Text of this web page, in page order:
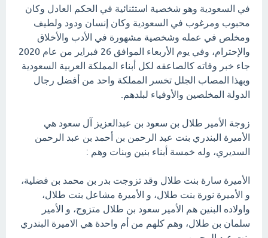
في السعودية وهو شخصية استثنائية في الحكم العادل وكان
محبوب ومرغوب في السعودية وكان إنسان ودود ولطيف
ومخلص في عمله وشخصية مشهورة في الأدب والأخلاق
والإحترام، وفي يوم الأربعاء الموافق 26 فبراير من عام 2020
جاء خبر وفاته كالصاعقه لكل أبناء المملكة العربية السعودية
وبهذا المصاب الجلل تخسر المملكة واحد من أفضل رجال
الدولة المخلصين والأوفياء لبلدهم.
زوجة الأمير طلال بن سعود بن عبدالعزيز آل سعود هي
الأميرة البندري بنت عبد الرحمن بن أحمد بن عبد الرحمن
السديري، وله خمسة أبناء بنين وبنات وهم :
الأميرة سارة بنت طلال وقد تزوجت بدر بن محمد بن فضلية،
و الأميرة نورة بنت طلال، و الأميرة مشاعل بنت طلال،
واولاده البنين هم الأمير سعود بن طلال متزوج، و الأمير
سلمان بن طلال، وهم كلهم من أم واحدة هي الاميرة البندري